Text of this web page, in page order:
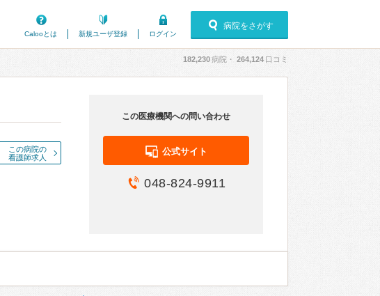
Calooとは
新規ユーザ登録 ログイン
病院をさがす
182,230病院・ 264,124 口コミ
この病院の
看護師求人
この医療機関への問い合わせ
公式サイト
048-824-9911